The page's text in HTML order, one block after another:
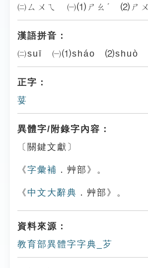
㈡ㄙㄨㄟ ㈠⑴ㄕㄠˊ ⑵ㄕㄨ
漢語拼音：
㈡suī ㈠⑴sháo ⑵shuò
正字：
荽
異體字/附錄字內容：
〔關鍵文獻〕
《字彙補 ．艸部》。
《 中文大辭典 ．艸部》。
資料來源：
教育部異體字字典_芕